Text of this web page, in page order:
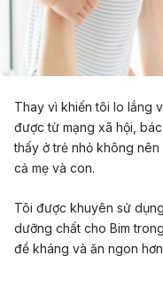
Thay vì khiến tôi lo lắng
được từ mạng xã hội,
thấy ở trẻ nhỏ không
cả mẹ và con.
Tôi được khuyên sử
dưỡng chất cho Bim
đề kháng và ăn ngon